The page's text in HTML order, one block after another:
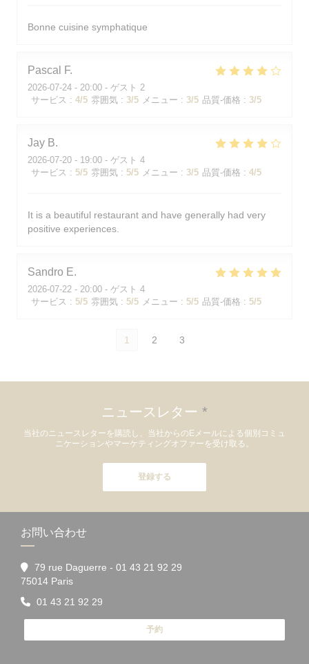
Bonne cuisine symphatique
Pascal F
2026-07-24 - 20:00 - ゲスト 2
サービス : 4/5 雰囲気 : 3/5 メニュー : 3/5 品質-価格 : 3/5
Jay B
2026-07-20 - 19:00 - ゲスト 4
サービス : 5/5 雰囲気 : 5/5 メニュー : 3/5 品質-価格 : 4/5
It is a beautiful restaurant and have generally had very
positive experiences.
Sandro E
2026-07-22 - 20:00 - ゲスト 4
サービス : 5/5 雰囲気 : 5/5 メニュー : 5/5 品質-価格 : 5/5
1 2 3
ニュースレター *
当社のニュースレターを購読し、当社からのEメールによる個別コミュ
ニケーションやマーケティングオファーを受け取る。
登録する
お問い合わせ
79 rue Daguerre - 01 43 21 92 29
75014 Paris((新しいウィンドウで開きます))
01 43 21 92 29
予約